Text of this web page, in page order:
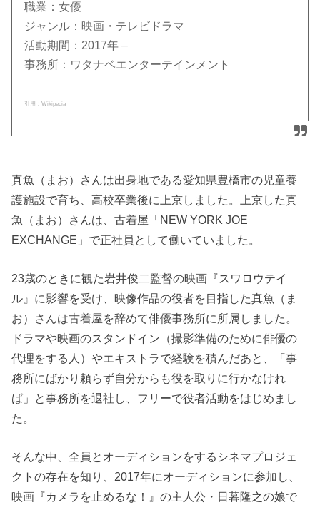
職業：女優
ジャンル：映画・テレビドラマ
活動期間：2017年 –
事務所：ワタナベエンターテインメント
引用：Wikipedia
真魚（まお）さんは出身地である愛知県豊橋市の児童養
護施設で育ち、高校卒業後に上京しました。上京した真
魚（まお）さんは、古着屋「NEW YORK JOE
EXCHANGE」で正社員として働いていました。
23歳のときに観た岩井俊二監督の映画『スワロウテイ
ル』に影響を受け、映像作品の役者を目指した真魚（ま
お）さんは古着屋を辞めて俳優事務所に所属しました。
ドラマや映画のスタンドイン（撮影準備のために俳優の
代理をする人）やエキストラで経験を積んだあと、「事
務所にばかり頼らず自分からも役を取りに行かなけれ
ば」と事務所を退社し、フリーで役者活動をはじめまし
た。
そんな中、全員とオーディションをするシネマプロジェ
クトの存在を知り、2017年にオーディションに参加し、
映画『カメラを止めるな！』の主人公・日暮隆之の娘で